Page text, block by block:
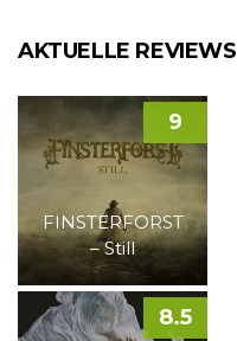
AKTUELLE REVIEWS
FINSTERFORST
– Still
9
8.5